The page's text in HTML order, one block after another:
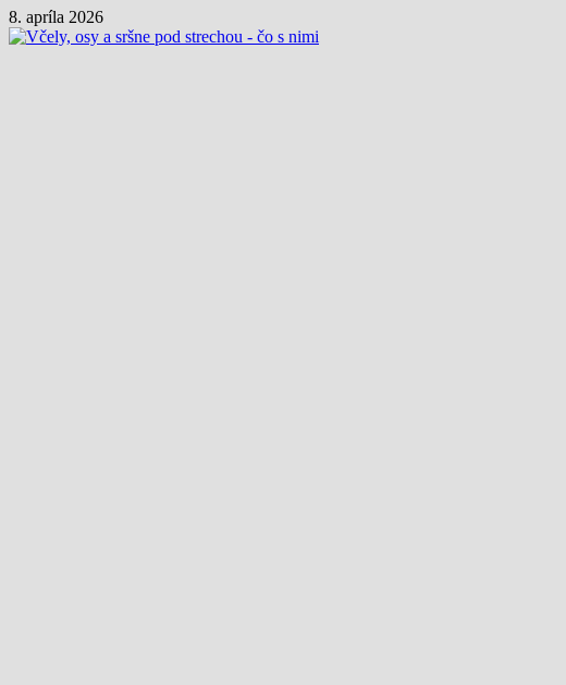
8. apríla 2026